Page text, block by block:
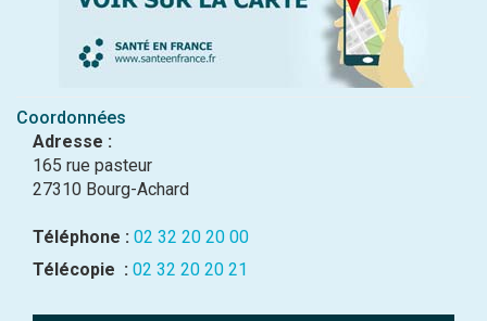
Coordonnées
Adresse :
165 rue pasteur
27310 Bourg-Achard
Téléphone : 02 32 20 20 00
Télécopie : 02 32 20 20 21